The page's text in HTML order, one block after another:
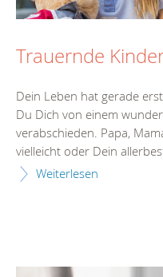
Trauernde
Dein Leben hat gerade
Du Dich von einem
verabschieden. Papa,
vielleicht oder Dein
Weiterlesen